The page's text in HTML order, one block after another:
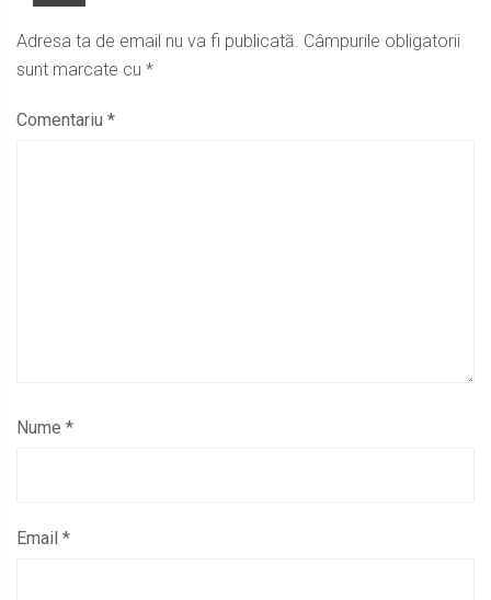
Adresa ta de email nu va fi publicată. Câmpurile obligatorii
sunt marcate cu *
Comentariu *
Nume *
Email *